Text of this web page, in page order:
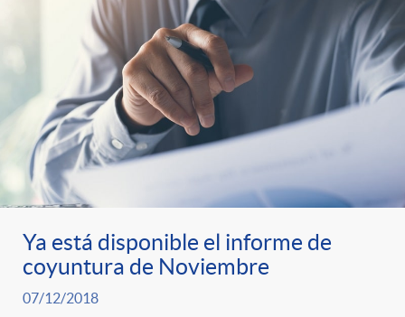
Ya está disponible el informe de
coyuntura de Noviembre
07/12/2018